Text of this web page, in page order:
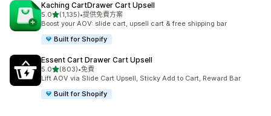
Kaching CartDrawer Cart Upsell
5.0滿分 5 顆星
(1,135)
共有 1135 則評價
•提供免費方案
Boost your AOV: slide cart, upsell cart & free shipping bar
Built for Shopify
Essent Cart Drawer Cart Upsell
5.0滿分 5 顆星
(803)
共有 803 則評價
•免費
Lift AOV via Slide Cart Upsell, Sticky Add to Cart, Reward Bar
Built for Shopify